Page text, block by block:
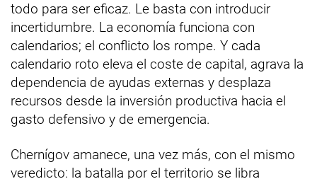
todo para ser eficaz. Le basta con introducir
incertidumbre. La economía funciona con
calendarios; el conflicto los rompe. Y cada
calendario roto eleva el coste de capital, agrava la
dependencia de ayudas externas y desplaza
recursos desde la inversión productiva hacia el
gasto defensivo y de emergencia.
Chernígov amanece, una vez más, con el mismo
veredicto: la batalla por el territorio se libra